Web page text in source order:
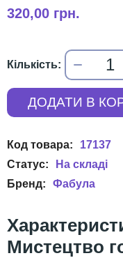
320,00 грн.
17137
Фабула
Мистецтво